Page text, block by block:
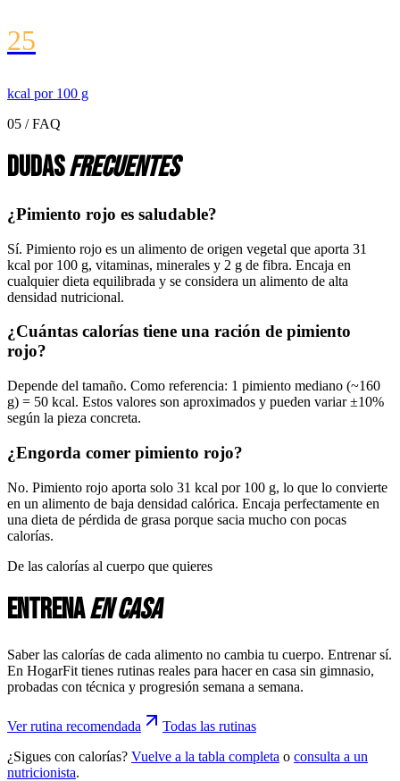
25
kcal por 100 g
05 / FAQ
Dudasfrecuentes
¿Pimiento rojo es saludable?
Sí. Pimiento rojo es un alimento de origen vegetal que aporta 31
kcal por 100 g, vitaminas, minerales y 2 g de fibra. Encaja en
cualquier dieta equilibrada y se considera un alimento de alta
densidad nutricional.
¿Cuántas calorías tiene una ración de pimiento
rojo?
Depende del tamaño. Como referencia: 1 pimiento mediano (~160
g) = 50 kcal. Estos valores son aproximados y pueden variar ±10%
según la pieza concreta.
¿Engorda comer pimiento rojo?
No. Pimiento rojo aporta solo 31 kcal por 100 g, lo que lo convierte
en un alimento de baja densidad calórica. Encaja perfectamente en
una dieta de pérdida de grasa porque sacia mucho con pocas
calorías.
De las calorías al cuerpo que quieres
Entrenaen casa
Saber las calorías de cada alimento no cambia tu cuerpo. Entrenar sí.
En HogarFit tienes rutinas reales para hacer en casa sin gimnasio,
probadas con técnica y progresión semana a semana.
Ver rutina recomendada
Todas las rutinas
¿Sigues con calorías? Vuelve a la tabla completa o consulta a un
nutricionista.